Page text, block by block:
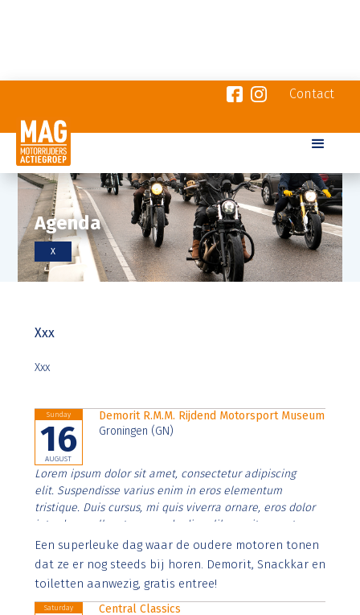
Contact
Agenda
X
Xxx
Xxx
Sunday
16
AUGUST
Demorit R.M.M. Rijdend Motorsport Museum
Groningen (GN)
Lorem ipsum dolor sit amet, consectetur adipiscing
elit. Suspendisse varius enim in eros elementum
tristique. Duis cursus, mi quis viverra ornare, eros dolor
interdum nulla, ut commodo diam libero vitae erat.
Aenean faucibus nibh et justo cursus id rutrum lorem
imperdiet. Nunc ut sem vitae risus tristique posuere.
Een superleuke dag waar de oudere motoren tonen
dat ze er nog steeds bij horen. Demorit, Snackkar en
toiletten aanwezig, gratis entree!
Saturday
Central Classics